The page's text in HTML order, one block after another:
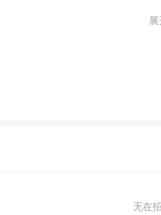
更加辉煌的明天。
展
无在